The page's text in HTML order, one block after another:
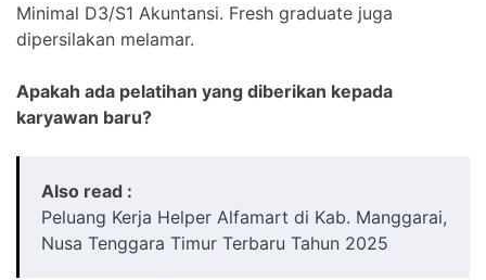
Minimal D3/S1 Akuntansi. Fresh graduate juga
dipersilakan melamar.
Apakah ada pelatihan yang diberikan kepada
karyawan baru?
Also read :
Peluang Kerja Helper Alfamart di Kab. Manggarai,
Nusa Tenggara Timur Terbaru Tahun 2025